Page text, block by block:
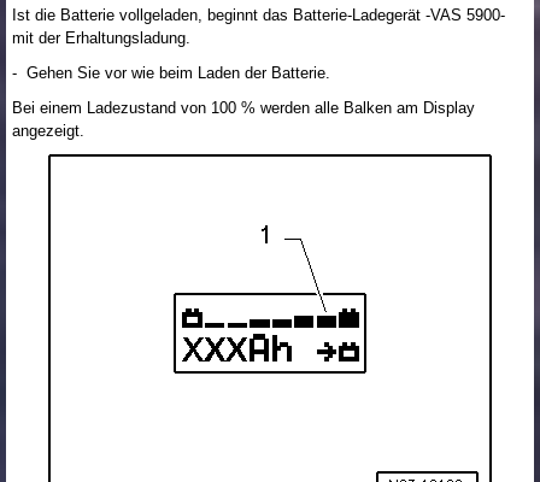
Ist die Batterie vollgeladen, beginnt das Batterie-Ladegerät -VAS 5900-
mit der Erhaltungsladung.
- Gehen Sie vor wie beim Laden der Batterie.
Bei einem Ladezustand von 100 % werden alle Balken am Display
angezeigt.